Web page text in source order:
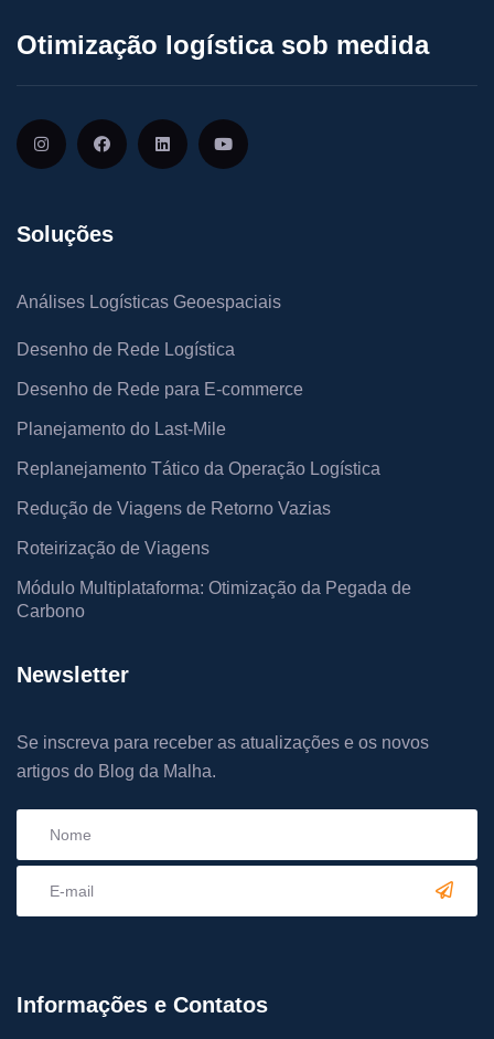
Otimização logística sob medida
Soluções
Análises Logísticas Geoespaciais
Desenho de Rede Logística
Desenho de Rede para E-commerce
Planejamento do Last-Mile
Replanejamento Tático da Operação Logística
Redução de Viagens de Retorno Vazias
Roteirização de Viagens
Módulo Multiplataforma: Otimização da Pegada de
Carbono
Newsletter
Se inscreva para receber as atualizações e os novos
artigos do Blog da Malha.
Informações e Contatos